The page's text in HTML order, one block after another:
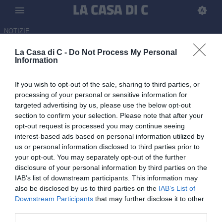
La Casa di C - Do Not Process My Personal
Information
If you wish to opt-out of the sale, sharing to third parties, or
processing of your personal or sensitive information for
targeted advertising by us, please use the below opt-out
section to confirm your selection. Please note that after your
opt-out request is processed you may continue seeing
interest-based ads based on personal information utilized by
us or personal information disclosed to third parties prior to
your opt-out. You may separately opt-out of the further
disclosure of your personal information by third parties on the
IAB’s list of downstream participants. This information may
also be disclosed by us to third parties on the IAB’s List of
Downstream Participants that may further disclose it to other
NOTIZIE
Potenza, interesse del
situazione
09.06.2026 17:24 di Redazione
I giallorossi erano interessati al classe 2002 già a gennaio: il
Potenza vorrebbe la permanenza ma il giocatore ha il contratto in